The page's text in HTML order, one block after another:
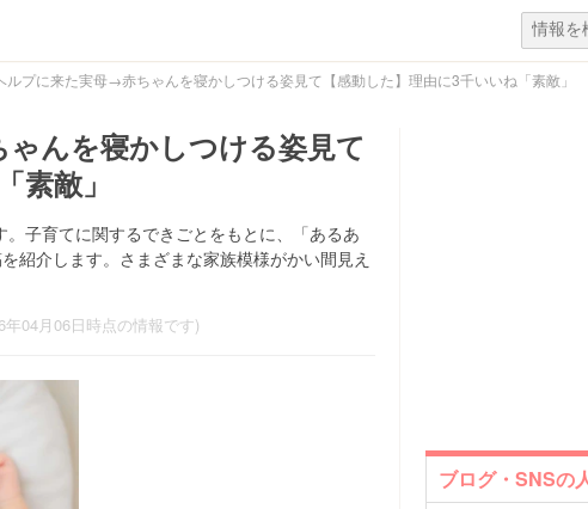
ルプに来た実母→赤ちゃんを寝かしつける姿見て【感動した】理由に3千いいね「素敵」
んを寝かしつける姿見て
素敵」
子育てに関するできごとをもとに、「あるあ
紹介します。さまざまな家族模様がかい間見え
年04月06日時点の情報です)
ブログ・SNSの